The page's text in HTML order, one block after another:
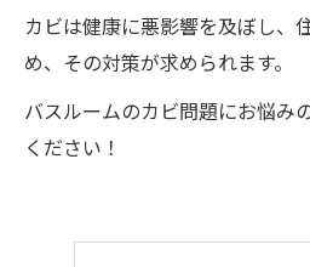
カビは健康に悪影響を及ぼし、
め、その対策が求められます。
バスルームのカビ問題にお悩み
ください！